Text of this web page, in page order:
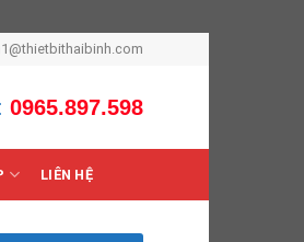
0965.897.598
LIÊN HỆ